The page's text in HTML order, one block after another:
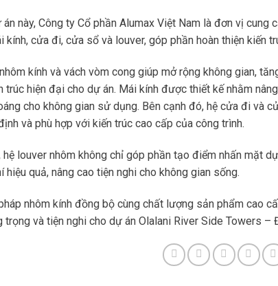
án này, Công ty Cổ phần Alumax Việt Nam là đơn vị cung
kính, cửa đi, cửa sổ và louver, góp phần hoàn thiện kiến
kính và vách vòm cong giúp mở rộng không gian,
trúc hiện đại cho dự án. Mái kính được thiết kế nhằm
cho không gian sử dụng. Bên cạnh đó, hệ cửa đi và
và phù hợp với kiến trúc cao cấp của công trình.
hệ louver nhôm không chỉ góp phần tạo điểm nhấn mặt
hiệu quả, nâng cao tiện nghi cho không gian sống.
nhôm kính đồng bộ cùng chất lượng sản phẩm cao
trọng và tiện nghi cho dự án Olalani River Side Towers –